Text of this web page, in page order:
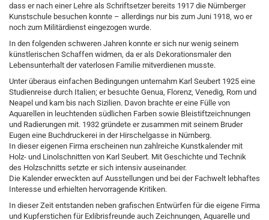
dass er nach einer Lehre als Schriftsetzer bereits 1917 die Nürnberger
Kunstschule besuchen konnte – allerdings nur bis zum Juni 1918, wo er
noch zum Militärdienst eingezogen wurde.
In den folgenden schweren Jahren konnte er sich nur wenig seinem
künstlerischen Schaffen widmen, da er als Dekorationsmaler den
Lebensunterhalt der vaterlosen Familie mitverdienen musste.
Unter überaus einfachen Bedingungen unternahm Karl Seubert 1925 eine
Studienreise durch Italien; er besuchte Genua, Florenz, Venedig, Rom und
Neapel und kam bis nach Sizilien. Davon brachte er eine Fülle von
Aquarellen in leuchtenden südlichen Farben sowie Bleistiftzeichnungen
und Radierungen mit. 1932 gründete er zusammen mit seinem Bruder
Eugen eine Buchdruckerei in der Hirschelgasse in Nürnberg.
In dieser eigenen Firma erscheinen nun zahlreiche Kunstkalender mit
Holz- und Linolschnitten von Karl Seubert. Mit Geschichte und Technik
des Holzschnitts setzte er sich intensiv auseinander.
Die Kalender erweckten auf Ausstellungen und bei der Fachwelt lebhaftes
Interesse und erhielten hervorragende Kritiken.
In dieser Zeit entstanden neben grafischen Entwürfen für die eigene Firma
und Kupferstichen für Exlibrisfreunde auch Zeichnungen, Aquarelle und